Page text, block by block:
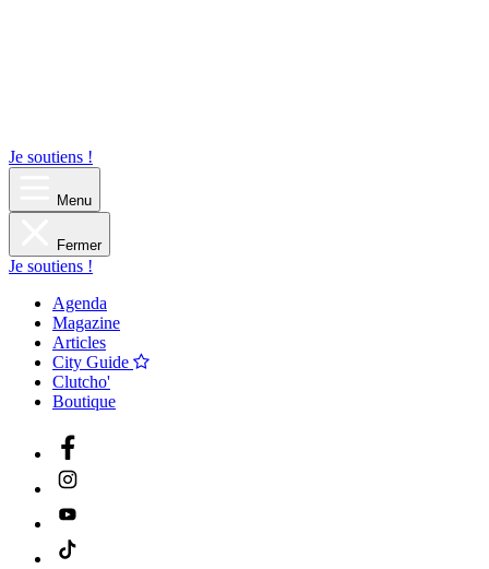
Je soutiens !
Menu
Fermer
Je soutiens !
Agenda
Magazine
Articles
City Guide
Clutcho'
Boutique